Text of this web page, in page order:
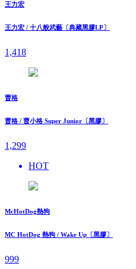
王力宏
王力宏 / 十八般武藝〔典藏黑膠LP〕
1,418
曹格
曹格 / 曹小格 Super Junior〔黑膠〕
1,299
HOT
McHotDog熱狗
MC HotDog 熱狗 / Wake Up〔黑膠〕
999